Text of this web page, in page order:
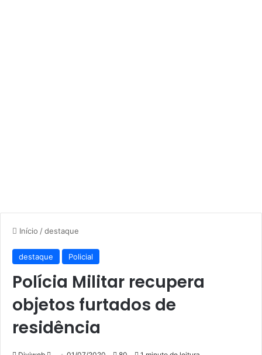
Início /destaque
destaque Policial
Polícia Militar recupera
objetos furtados de
residência